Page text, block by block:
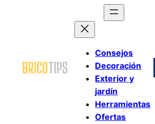
Consejos
Decoración
Exterior y
jardín
Herramientas
Ofertas